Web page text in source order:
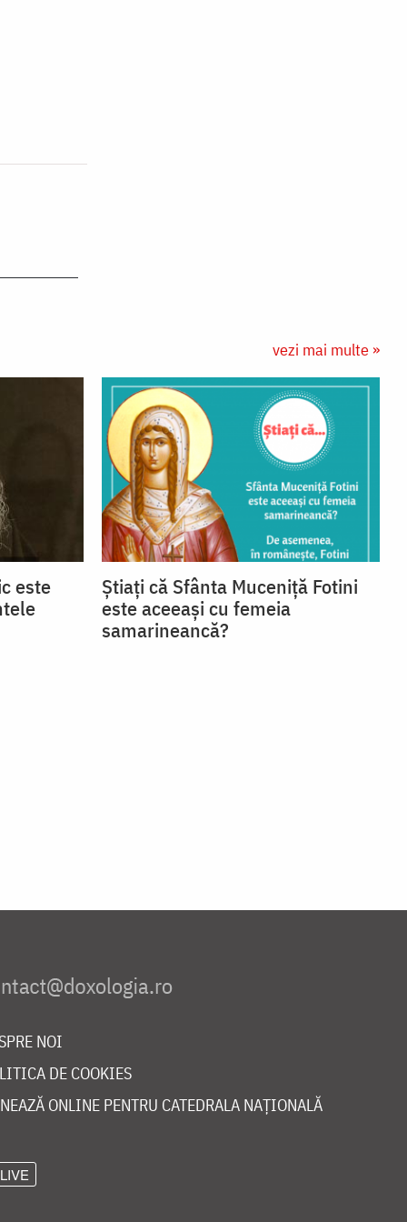
vezi mai multe »
este
Știați că Sfânta Muceniță Fotini
este aceeași cu femeia
samarineancă?
NOI
DE COOKIES
ONLINE PENTRU CATEDRALA NAȚIONALĂ
LIVE